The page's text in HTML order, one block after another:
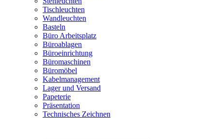
Tischleuchten
Wandleuchten
Basteln
Büro Arbeitsplatz
Büroablagen
Büroeinrichtung
Büromaschinen
Büromöbel
Kabelmanagement
Lager und Versand
Papeterie
Präsentation
Technisches Zeichnen